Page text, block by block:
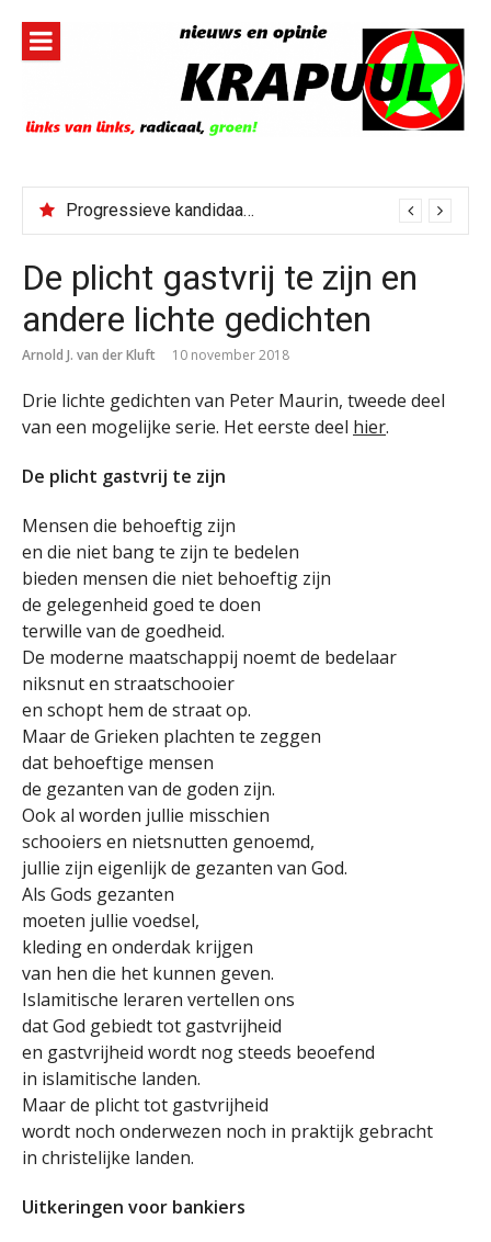
inhoud
Progressieve kandidaat El-Sayed senaatskandidaat Michigan
De plicht gastvrij te zijn en
andere lichte gedichten
Arnold J. van der Kluft 10 november 2018
Drie lichte gedichten van Peter Maurin, tweede deel
van een mogelijke serie. Het eerste deel hier.
De plicht gastvrij te zijn
Mensen die behoeftig zijn
en die niet bang te zijn te bedelen
bieden mensen die niet behoeftig zijn
de gelegenheid goed te doen
terwille van de goedheid.
De moderne maatschappij noemt de bedelaar
niksnut en straatschooier
en schopt hem de straat op.
Maar de Grieken plachten te zeggen
dat behoeftige mensen
de gezanten van de goden zijn.
Ook al worden jullie misschien
schooiers en nietsnutten genoemd,
jullie zijn eigenlijk de gezanten van God.
Als Gods gezanten
moeten jullie voedsel,
kleding en onderdak krijgen
van hen die het kunnen geven.
Islamitische leraren vertellen ons
dat God gebiedt tot gastvrijheid
en gastvrijheid wordt nog steeds beoefend
in islamitische landen.
Maar de plicht tot gastvrijheid
wordt noch onderwezen noch in praktijk gebracht
in christelijke landen.
Uitkeringen voor bankiers